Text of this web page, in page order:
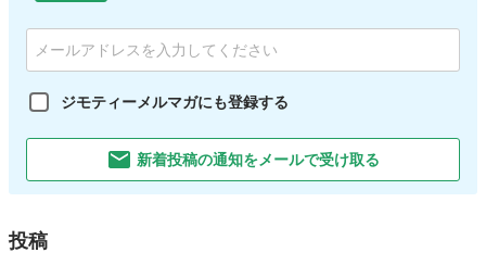
ジモティーメルマガにも登録する
新着投稿の通知をメールで受け取る
投稿